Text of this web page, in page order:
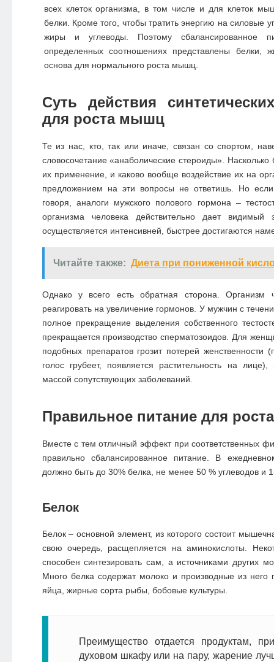
всех клеток организма, в том числе и для клеток
белки. Кроме того, чтобы тратить энергию на силовые
жиры и углеводы. Поэтому сбалансированное
определенных соотношениях представлены белки,
основа для нормального роста мышц.
Суть действия
для роста мышц
Те из нас, кто, так или иначе, связан со спортом,
словосочетание «анаболические стероиды».
их применение, и каково вообще воздействие их на
предложением на эти вопросы не ответишь. Но если
говоря, аналоги мужского полового гормона –
организма человека действительно дает
осуществляется интенсивней, быстрее достигаются
Читайте также: Диета при пониженной
Однако у всего есть обратная сторона. Организм
реагировать на увеличение гормонов. У мужчин с
полное прекращение выделения собственного
прекращается производство сперматозоидов. Для
подобных препаратов грозит потерей женственности
голос грубеет, появляется растительность на
массой сопутствующих заболеваний.
Правильное питание для
Вместе с тем отличный эффект при соответственных
правильно сбалансированное питание. В
должно быть до 30% белка, не менее 50 % углеводов и
Белок
Белок – основной элемент, из которого состоит
свою очередь, расщепляется на аминокислоты.
способен синтезировать сам, а источниками других
Много белка содержат молоко и производные из него
яйца, жирные сорта рыбы, бобовые культуры.
Преимущество отдается продуктам,
духовом шкафу или на пару, жарение